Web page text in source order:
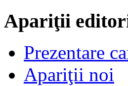
Apariţii
Prezentare
Apariţii noi